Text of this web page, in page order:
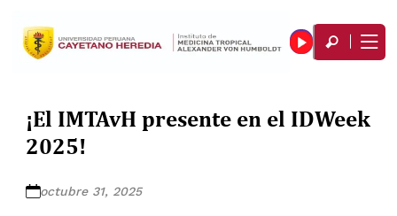
¡El IMTAvH presente en el IDWeek
2025!
octubre 31, 2025